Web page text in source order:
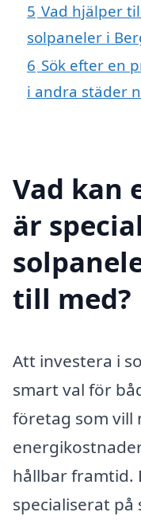
5 Vad hjälper
solpaneler i
6 Sök efter en
i andra städer
Vad kan
är
till med?
Att investera i
smart val för
företag som vill
hållbar framtid.
specialiserat